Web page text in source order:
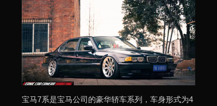
宝马7系是宝马公司的豪华轿车系列，车身形式为4